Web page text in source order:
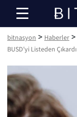
bitnasyon > Haberler >
BUSD'yi Listeden Çıkardı